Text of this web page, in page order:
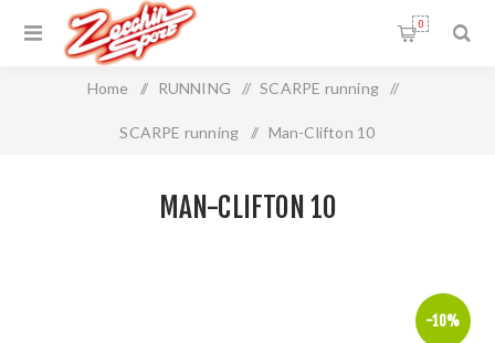
0
Home / RUNNING / SCARPE running /
SCARPE running / Man-Clifton 10
-10%
MAN-CLIFTON 10